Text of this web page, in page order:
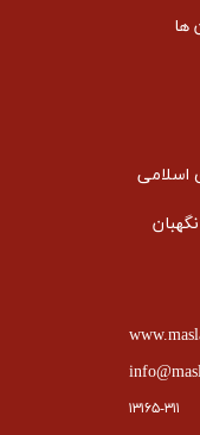
ها
اسلامی
۱۳۱۶۵-۳۱۱